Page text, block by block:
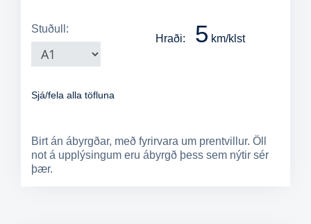
Stuðull:
Hraði:
5 km/klst
Sjá/fela alla töfluna
Birt án ábyrgðar, með fyrirvara um prentvillur. Öll
not á upplýsingum eru ábyrgð þess sem nýtir sér
þær.